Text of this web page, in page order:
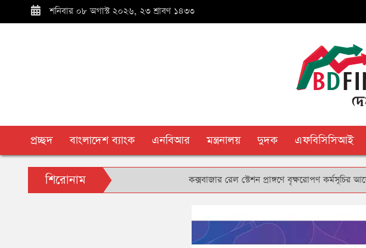
শনিবার ০৮ অগাস্ট ২০২৬, ২৩ শ্রাবণ ১৪৩৩
প্রচ্ছদ বাংলাদেশ ব্যাংক এনবিআর মন্ত্রনালয় দুদক এফবিসিসিআই
শিরোনাম কক্সবাজার রেল স্টেশন প্রাঙ্গণে বৃক্ষরোপণ কর্মসূচির আয়োজন